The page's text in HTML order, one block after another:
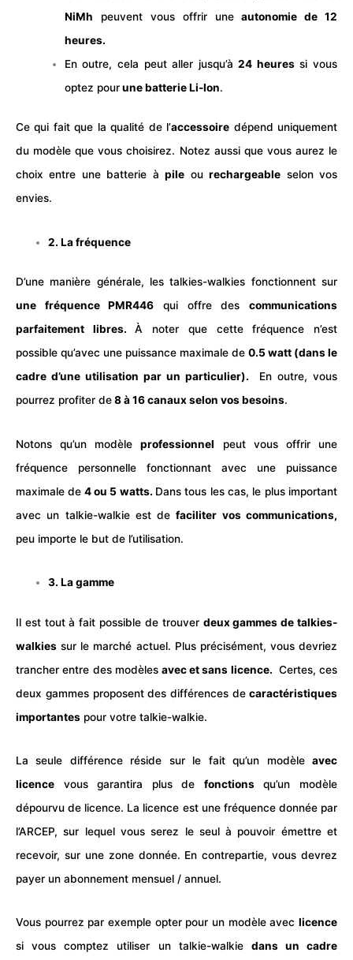
NiMh peuvent vous offrir uneautonomie de 12
heures.
En outre, cela peut aller jusqu’à 24 heuressi vous
optez pourune batterie Li-Ion.
Ce qui fait que la qualité de l’accessoire dépend uniquement
du modèle que vous choisirez. Notez aussi que vous aurez le
choix entre une batterie àpile ourechargeable selon vos
envies.
2. La fréquence
D’une manière générale, les talkies-walkies fonctionnent sur
une fréquence PMR446 qui offre descommunications
parfaitement libres.À noter que cette fréquence n’est
possible qu’avec une puissance maximale de 0.5 watt (dans le
cadre d’une utilisation par un particulier).
En outre, vous
pourrez profiter de8 à 16 canaux selon vos besoins.
Notons qu’un modèleprofessionnel peut vous offrir une
fréquence personnelle fonctionnant avec une puissance
maximale de 4 ou 5 watts. Dans tous les cas, le plus important
avec un talkie-walkie est defaciliter vos communications,
peu importe le but de l’utilisation.
3. La gamme
Il est tout à fait possible de trouver deux gammes de talkies-
walkies sur le marché actuel. Plus précisément, vous devriez
trancher entre des modèles avec et sans licence. Certes, ces
deux gammes proposent des différences de caractéristiques
importantes pour votre talkie-walkie.
La seule différence réside sur le fait qu’un modèle avec
licence vous garantira plus de fonctionsqu’un modèle
dépourvu de licence. La licence est une fréquence donnée par
l’ARCEP, sur lequel vous serez le seul à pouvoir émettre et
recevoir, sur une zone donnée. En contrepartie, vous devrez
payer un abonnement mensuel / annuel.
Vous pourrez par exemple opter pour un modèle avec licence
si vous comptez utiliser un talkie-walkie dans un cadre